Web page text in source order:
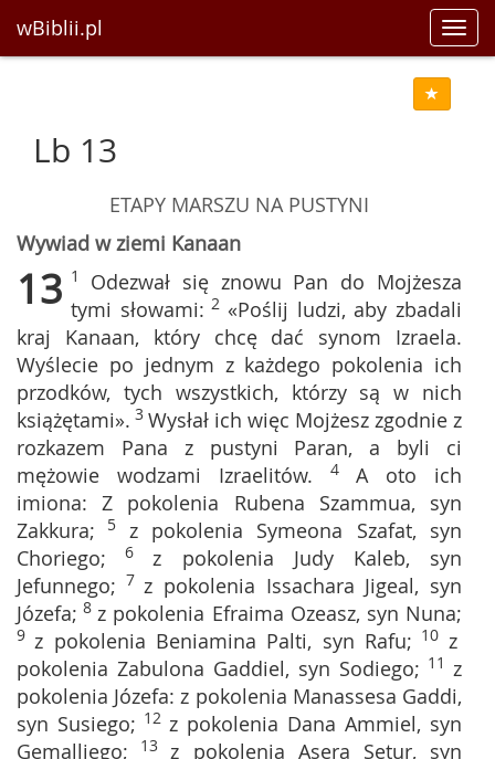
wBiblii.pl
Lb 13
ETAPY MARSZU NA PUSTYNI
Wywiad w ziemi Kanaan
13 1 Odezwał się znowu Pan do Mojżesza
tymi słowami: 2 «Poślij ludzi, aby zbadali
kraj Kanaan, który chcę dać synom Izraela.
Wyślecie po jednym z każdego pokolenia ich
przodków, tych wszystkich, którzy są w nich
książętami». 3 Wysłał ich więc Mojżesz zgodnie z
rozkazem Pana z pustyni Paran, a byli ci
mężowie wodzami Izraelitów. 4 A oto ich
imiona: Z pokolenia Rubena Szammua, syn
Zakkura; 5 z pokolenia Symeona Szafat, syn
Choriego; 6 z pokolenia Judy Kaleb, syn
Jefunnego; 7 z pokolenia Issachara Jigeal, syn
Józefa; 8 z pokolenia Efraima Ozeasz, syn Nuna;
9 z pokolenia Beniamina Palti, syn Rafu; 10 z
pokolenia Zabulona Gaddiel, syn Sodiego; 11 z
pokolenia Józefa: z pokolenia Manassesa Gaddi,
syn Susiego; 12 z pokolenia Dana Ammiel, syn
Gemalliego; 13 z pokolenia Asera Setur, syn